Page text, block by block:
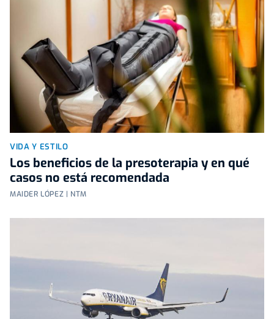
VIDA Y ESTILO
Los beneficios de la presoterapia y en qué
casos no está recomendada
MAIDER LÓPEZ | NTM